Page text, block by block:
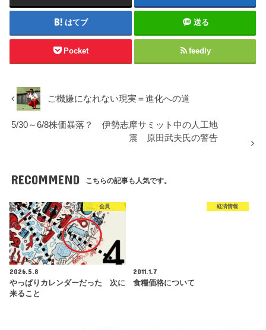
はてブ 送る
Pocket feedly
ご機嫌になれない現実＝進化への道
5/30～6/8株価暴落？ 伊勢志摩サミット中の人工地
震 原田武夫氏の警告
RECOMMEND こちらの記事も人気です。
会員
2026.5.8
やっぱりカレンダーだった 次に
来ること
経済情報
2011.1.7
食糧価格について